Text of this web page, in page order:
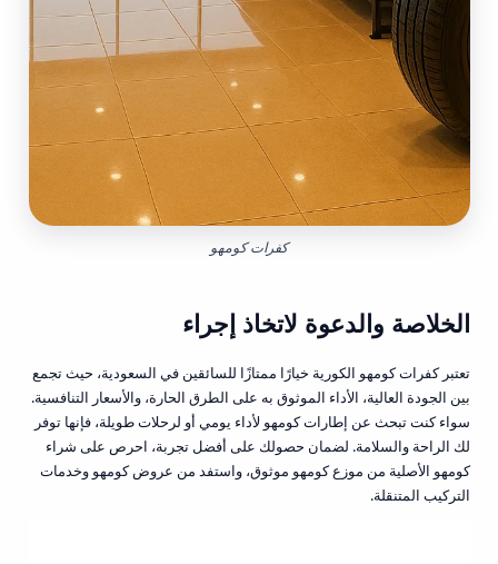
كفرات كومهو
الخلاصة والدعوة لاتخاذ إجراء
تعتبر كفرات كومهو الكورية خيارًا ممتازًا للسائقين في السعودية، حيث تجمع
بين الجودة العالية، الأداء الموثوق به على الطرق الحارة، والأسعار التنافسية.
سواء كنت تبحث عن إطارات كومهو لأداء يومي أو لرحلات طويلة، فإنها توفر
لك الراحة والسلامة. لضمان حصولك على أفضل تجربة، احرص على شراء
كومهو الأصلية من موزع كومهو موثوق، واستفد من عروض كومهو وخدمات
التركيب المتنقلة.